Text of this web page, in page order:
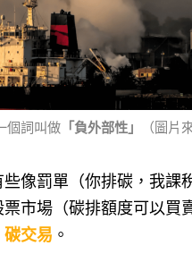
個詞叫做 「負外部性」 （圖片
像罰單（你排碳，我課
市場（碳排額度可以買
交易 。